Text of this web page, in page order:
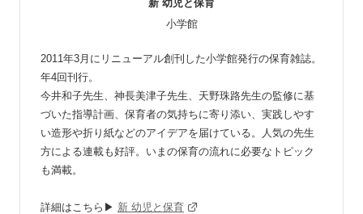
新 幼児と保育
小学館
2011年3月にリニューアル創刊した小学館発行の保育雑誌。
年4回刊行。
今井和子先生、神長美津子先生、天野珠路先生の監修に基
づいた指導計画、保育者の気持ちに寄り添い、実践しやす
い造形や折り紙などのアイデアを届けている。人気の先生
方による連載も好評。いまの保育の流れに必要なトピック
も満載。
詳細はこちら▶ 新 幼児と保育